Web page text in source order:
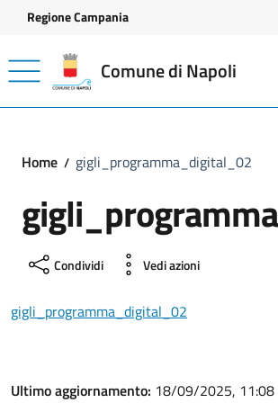
Vai ai contenuti
Vai al footer
Regione Campania
Comune di Napoli
Home gigli_programma_digital_02
Condividi Vedi azioni
gigli_programma_digital_02
Ultimo aggiornamento: 18/09/2025, 11:08